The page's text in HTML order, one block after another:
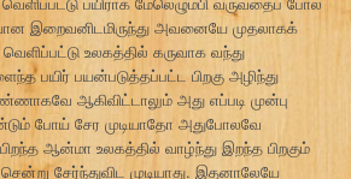
இறைவனிடமிருந்து அவனையே முதலாகக்
உலகத்தில் கருவாக வந்து
பயிர் பயன்படுத்தப்பட்ட பிறகு அழிந்து
ஆகிவிட்டாலும் அது எப்படி முன்பு
போய் சேர முடியாதோ அதுபோலவே
ஆன்மா உலகத்தில் வாழ்ந்து இறந்த பிறகும்
சேர்ந்துவிட முடியாது. இதனாலேயே